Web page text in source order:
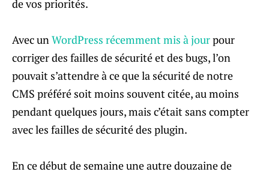
de vos priorités.
Avec unWordPress récemment mis à jourpour
corriger des failles de sécurité et des bugs, l’on
pouvait s’attendre à ce que la sécurité de notre
CMS préféré soit moins souvent citée, au moins
pendant quelques jours, mais c’était sans compter
avec les failles de sécurité des plugin.
En ce début de semaine une autre douzaine de